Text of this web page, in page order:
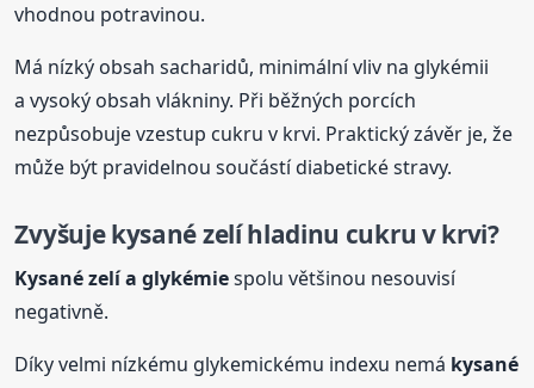
vhodnou potravinou.
Má nízký obsah sacharidů, minimální vliv na glykémii
a vysoký obsah vlákniny. Při běžných porcích
nezpůsobuje vzestup cukru v krvi. Praktický závěr je, že
může být pravidelnou součástí diabetické stravy.
Zvyšujekysanézelíhladinu cukru v krvi?
Kysané zelía glykémiespolu většinou nesouvisí
negativně.
Díky velmi nízkému glykemickému indexu nemá kysané